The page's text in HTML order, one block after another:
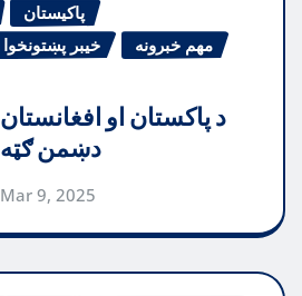
پاکیستان
خیبر پښتونخوا
مهم خبرونه
د پاکستان او
دښمن
Mar 9, 2025